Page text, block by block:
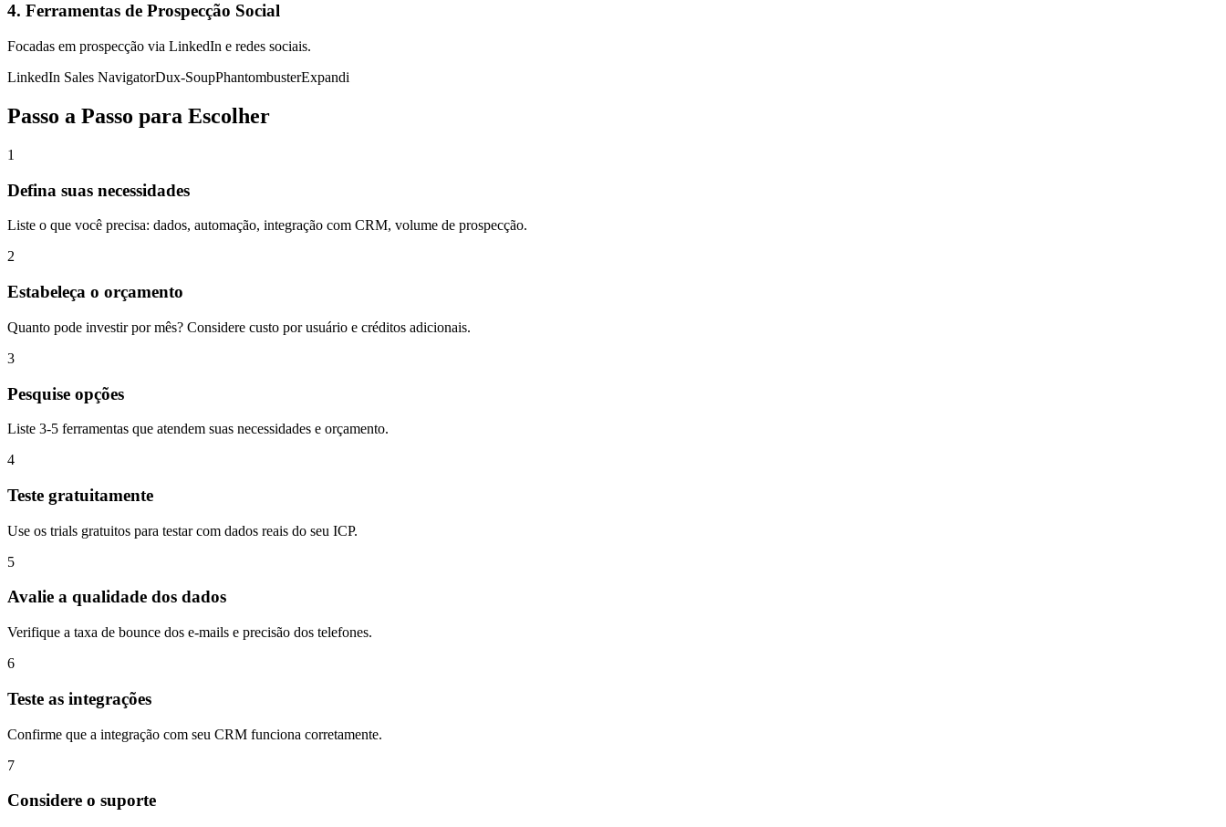
4. Ferramentas de Prospecção Social
Focadas em prospecção via LinkedIn e redes sociais.
LinkedIn Sales NavigatorDux-SoupPhantombusterExpandi
Passo a Passo para Escolher
1
Defina suas necessidades
Liste o que você precisa: dados, automação, integração com CRM, volume de prospecção.
2
Estabeleça o orçamento
Quanto pode investir por mês? Considere custo por usuário e créditos adicionais.
3
Pesquise opções
Liste 3-5 ferramentas que atendem suas necessidades e orçamento.
4
Teste gratuitamente
Use os trials gratuitos para testar com dados reais do seu ICP.
5
Avalie a qualidade dos dados
Verifique a taxa de bounce dos e-mails e precisão dos telefones.
6
Teste as integrações
Confirme que a integração com seu CRM funciona corretamente.
7
Considere o suporte